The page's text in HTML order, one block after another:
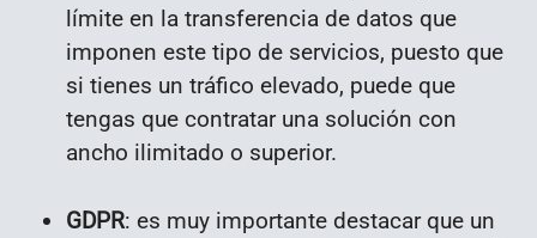
límite en la transferencia de datos que
imponen este tipo de servicios, puesto que
si tienes un tráfico elevado, puede que
tengas que contratar una solución con
ancho ilimitado o superior.
GDPR: es muy importante destacar que un